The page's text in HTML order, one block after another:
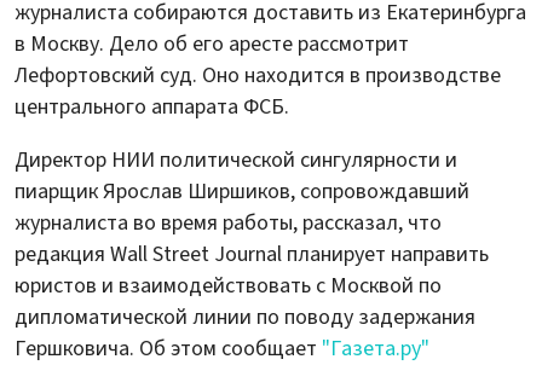
журналиста собираются доставить из Екатеринбурга
в Москву. Дело об его аресте рассмотрит
Лефортовский суд. Оно находится в производстве
центрального аппарата ФСБ.
Директор НИИ политической сингулярности и
пиарщик Ярослав Ширшиков, сопровождавший
журналиста во время работы, рассказал, что
редакция Wall Street Journal планирует направить
юристов и взаимодействовать с Москвой по
дипломатической линии по поводу задержания
Гершковича. Об этом сообщает "Газета.ру"